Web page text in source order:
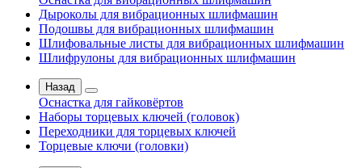
Дыроколы для вибрационных шлифмашин
Подошвы для вибрационных шлифмашин
Шлифовальные листы для вибрационных шлифмашин
Шлифрулоны для вибрационных шлифмашин
Назад
Оснастка для гайковёртов
Наборы торцевых ключей (головок)
Переходники для торцевых ключей
Торцевые ключи (головки)